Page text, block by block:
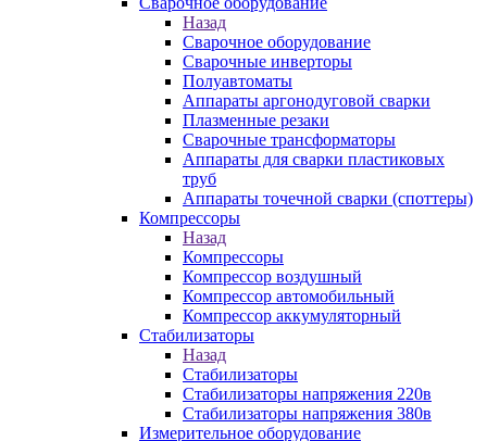
Назад
Сварочное оборудование
Сварочные инверторы
Полуавтоматы
Аппараты аргонодуговой сварки
Плазменные резаки
Сварочные трансформаторы
Аппараты для сварки пластиковых
труб
Аппараты точечной сварки (споттеры)
Компрессоры
Назад
Компрессоры
Компрессор воздушный
Компрессор автомобильный
Компрессор аккумуляторный
Стабилизаторы
Назад
Стабилизаторы
Стабилизаторы напряжения 220в
Стабилизаторы напряжения 380в
Измерительное оборудование